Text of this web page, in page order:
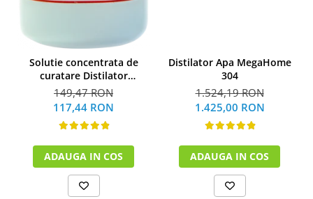
Solutie concentrata de
curatare Distilator
MegaHome 500 g
149,47 RON
117,44 RON
ADAUGA IN COS
Distilator Apa MegaHome
304
1.524,19 RON
1.425,00 RON
ADAUGA IN COS